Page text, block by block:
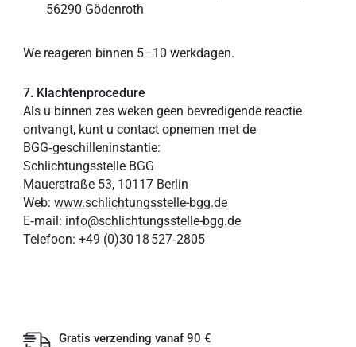
56290 Gödenroth
We reageren binnen 5–10 werkdagen.
7. Klachtenprocedure
Als u binnen zes weken geen bevredigende reactie
ontvangt, kunt u contact opnemen met de
BGG‑geschilleninstantie:
Schlichtungsstelle BGG
Mauerstraße 53, 10117 Berlin
Web:www.schlichtungsstelle-bgg.de
E‑mail: info@schlichtungsstelle-bgg.de
Telefoon: +49 (0)30 18 527‑2805
Gratis verzending vanaf 90 €